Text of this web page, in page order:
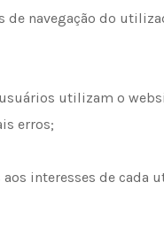
navegação do
utilizam o
erros;
interesses de cada